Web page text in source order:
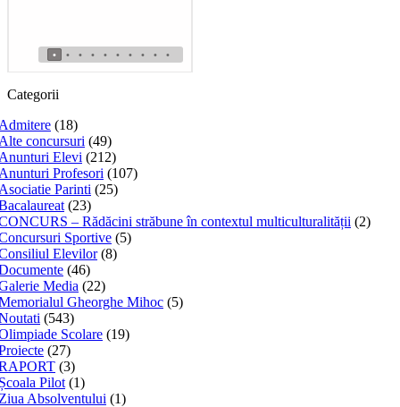
• • • • • • • • • •
Categorii
(18)
concursuri (49)
Elevi (212)
Profesori (107)
Parinti (25)
(23)
– Rădăcini străbune în contextul multiculturalității (2)
Sportive (5)
Elevilor(8)
(46)
Media (22)
Gheorghe Mihoc (5)
(543)
Scolare (19)
(27)
(3)
Pilot (1)
Absolventului (1)